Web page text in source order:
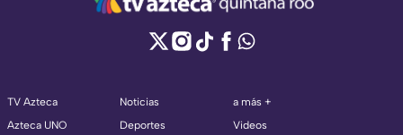
TV Azteca
Azteca UNO
Noticias
Deportes
a más +
Videos